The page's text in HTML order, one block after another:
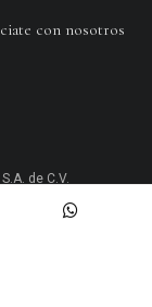
con nosotros
de C.V.